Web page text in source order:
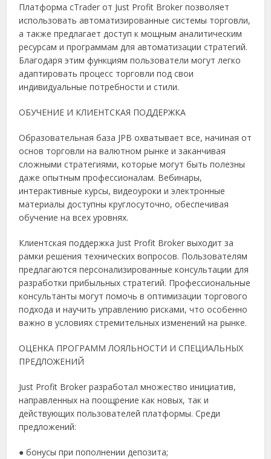
Платформа cTrader от Just Profit Broker позволяет
использовать автоматизированные системы торговли,
а также предлагает доступ к мощным аналитическим
ресурсам и программам для автоматизации стратегий.
Благодаря этим функциям пользователи могут легко
адаптировать процесс торговли под свои
индивидуальные потребности и стили.
ОБУЧЕНИЕ И КЛИЕНТСКАЯ ПОДДЕРЖКА
Образовательная база JPB охватывает все, начиная от
основ торговли на валютном рынке и заканчивая
сложными стратегиями, которые могут быть полезны
даже опытным профессионалам. Вебинары,
интерактивные курсы, видеоуроки и электронные
материалы доступны круглосуточно, обеспечивая
обучение на всех уровнях.
Клиентская поддержка Just Profit Broker выходит за
рамки решения технических вопросов. Пользователям
предлагаются персонализированные консультации для
разработки прибыльных стратегий. Профессиональные
консультанты могут помочь в оптимизации торгового
подхода и научить управлению рисками, что особенно
важно в условиях стремительных изменений на рынке.
ОЦЕНКА ПРОГРАММ ЛОЯЛЬНОСТИ И СПЕЦИАЛЬНЫХ
ПРЕДЛОЖЕНИЙ
Just Profit Broker разработал множество инициатив,
направленных на поощрение как новых, так и
действующих пользователей платформы. Среди
предложений:
●бонусы при пополнении депозита;